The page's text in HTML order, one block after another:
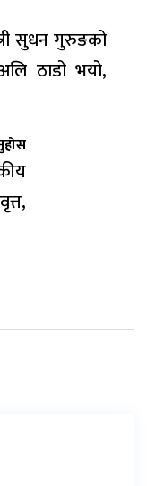
सुधन गुरुङको
ठाडो भयो,